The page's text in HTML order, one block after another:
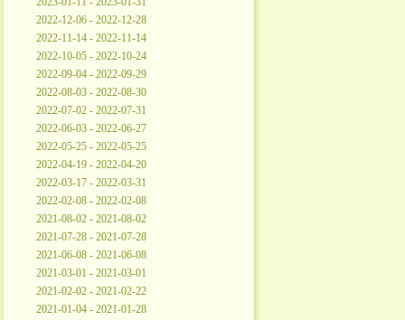
2022-12-06 - 2022-12-28
2022-11-14 - 2022-11-14
2022-10-05 - 2022-10-24
2022-09-04 - 2022-09-29
2022-08-03 - 2022-08-30
2022-07-02 - 2022-07-31
2022-06-03 - 2022-06-27
2022-05-25 - 2022-05-25
2022-04-19 - 2022-04-20
2022-03-17 - 2022-03-31
2022-02-08 - 2022-02-08
2021-08-02 - 2021-08-02
2021-07-28 - 2021-07-28
2021-06-08 - 2021-06-08
2021-03-01 - 2021-03-01
2021-02-02 - 2021-02-22
2021-01-04 - 2021-01-28